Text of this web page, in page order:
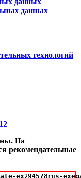
данных
технологий
На
рекомендательные
ex294578rus-